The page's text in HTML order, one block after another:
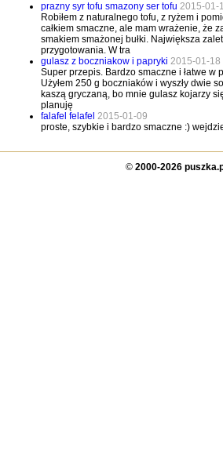
prazny syr tofu smazony ser tofu 2015-01-
Robiłem z naturalnego tofu, z ryżem i
całkiem smaczne, ale mam wrażenie, że
smakiem smażonej bułki. Największa
przygotowania. W tra
gulasz z boczniakow i papryki 2015-01-18
Super przepis. Bardzo smaczne i łatwe w
Użyłem 250 g boczniaków i wyszły dwie
kaszą gryczaną, bo mnie gulasz kojarzy
planuję
falafel felafel 2015-01-09
proste, szybkie i bardzo smaczne :)
© 2000-2026